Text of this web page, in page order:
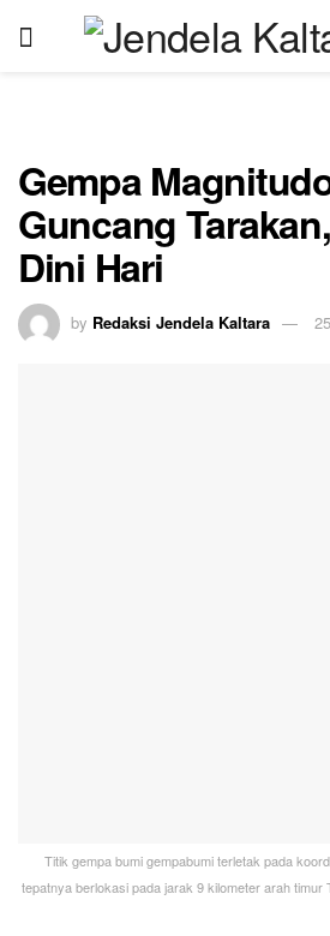
Gempa
Guncang
Dini Hari
by Redaksi Jendela Kaltara
Titik gempa bumi gempabumi terletak pada
tepatnya berlokasi pada jarak 9 kilometer arah timur